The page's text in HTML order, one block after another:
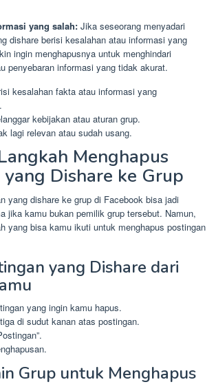
yang salah: Jika seseorang menyadari
dishare berisi kesalahan atau informasi yang
ingin menghapusnya untuk menghindari
penyebaran informasi yang tidak akurat.
kesalahan fakta atau informasi yang
kebijakan atau aturan grup.
lagi relevan atau sudah usang.
Menghapus
Dishare ke Grup
yang dishare ke grup di Facebook bisa jadi
jika kamu bukan pemilik grup tersebut. Namun,
yang bisa kamu ikuti untuk menghapus postingan
yang Dishare dari
yang ingin kamu hapus.
di sudut kanan atas postingan.
Grup untuk Menghapus